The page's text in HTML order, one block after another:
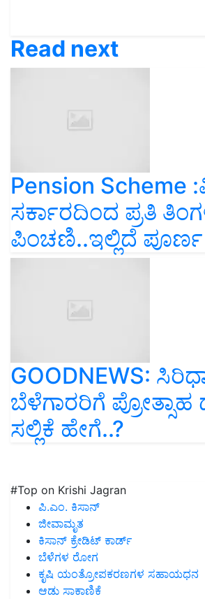
Read next
Pension Scheme
ಸರ್ಕಾರದಿಂದ ಪ್ರತಿ
ಪಿಂಚಣಿ..ಇಲ್ಲಿದೆ
GOODNEWS:
ಬೆಳೆಗಾರರಿಗೆ
ಸಲ್ಲಿಕೆ ಹೇಗೆ..?
#Top on Krishi Jagran
ಪಿ.ಎಂ. ಕಿಸಾನ್
ಜೀವಾಮೃತ
ಕಿಸಾನ್ ಕ್ರೇಡಿಟ್ ಕಾರ್ಡ್
ಬೆಳೆಗಳ ರೋಗ
ಕೃಷಿ ಯಂತ್ರೋಪಕರಣಗಳ ಸಹಾಯಧನ
ಆಡು ಸಾಕಾಣಿಕೆ